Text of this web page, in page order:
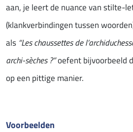
aan, je leert de nuance van stilte-
(klankverbindingen tussen
als “Les chaussettes de
archi-sèches ?”oefent bijvoorbeeld
op een pittige manier.
Voorbeelden